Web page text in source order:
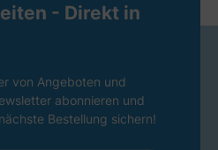
- Direkt in
von Angeboten und
abonnieren und
Bestellung sichern!